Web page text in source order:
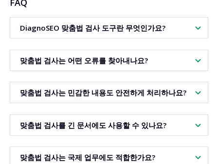
FAQ
DiagnoSEO 맞춤법 검사 도구란 무엇인가요?
자동으로맞춤법과 문장 구조를 검사해주는온라인지능형텍
스트 교정기입니다. 다양한 유형의 콘텐츠에 사용할 수 있습니
다.
맞춤법 검사는 어떤 오류를 찾아내나요?
이 도구는문법 검사,텍스트 교정, 문장부호 점검과 세밀한 문
체/논리 오류 감지를 결합합니다.
맞춤법 검사는 민감한 내용도 안전하게 처리하나요?
네. 텍스트는 단지 교정 진행을 위해서만 사용되며 공개되지
않습니다. 작업 내용은 비공개로 유지됩니다.
맞춤법 검사를 긴 문서에도 사용할 수 있나요?
네.대용량의 서식이 적용된 전체 텍스트 교정까지 지원해 가
이드, 핵심 페이지 등에도 적용할 수 있습니다.
맞춤법 검사는 국제 업무에도 적합한가요?